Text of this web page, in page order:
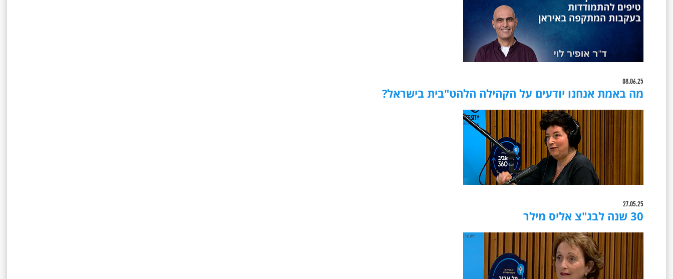
08.06.25
מה באמת אנחנו יודעים על הקהילה הלהט"בית בישראל?
27.05.25
30 שנה לבג"צ אליס מילר